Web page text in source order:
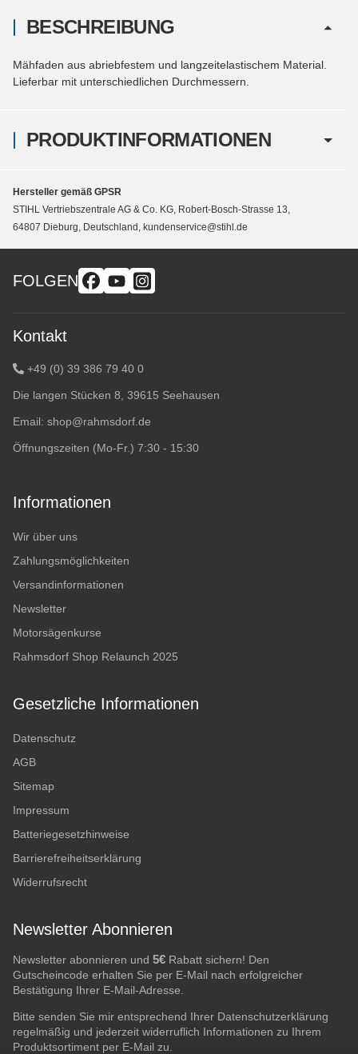
PRODUKTINFORMATIONEN
BESCHREIBUNG
Mähfaden aus abriebfestem und langzeitelastischem Material.
Lieferbar mit unterschiedlichen Durchmessern.
Hersteller gemäß GPSR
STIHL Vertriebszentrale AG & Co. KG, Robert-Bosch-Strasse 13,
64807 Dieburg, Deutschland, kundenservice@stihl.de
FOLGEN
Kontakt
+49 (0) 39 386 79 40 0
Die langen Stücken 8, 39615 Seehausen
Email: shop@rahmsdorf.de
Öffnungszeiten (Mo-Fr.) 7:30 - 15:30
Informationen
Wir über uns
Zahlungsmöglichkeiten
Versandinformationen
Newsletter
Motorsägenkurse
Rahmsdorf Shop Relaunch 2025
Gesetzliche Informationen
Datenschutz
AGB
Sitemap
Impressum
Batteriegesetzhinweise
Barrierefreiheitserklärung
Widerrufsrecht
Newsletter Abonnieren
Newsletter abonnieren und 5€ Rabatt sichern! Den
Gutscheincode erhalten Sie per E-Mail nach erfolgreicher
Bestätigung Ihrer E-Mail-Adresse.
Bitte senden Sie mir entsprechend Ihrer Datenschutzerklärung
regelmäßig und jederzeit widerruflich Informationen zu Ihrem
Produktsortiment per E-Mail zu.